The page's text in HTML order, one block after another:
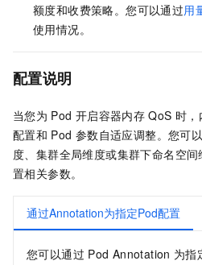
额度和收费策略。您可以通过用
使用情况。
配置说明
当您为 Pod 开启容器内存 QoS 时，
配置和 Pod 参数自适应调整。您可
度、集群全局维度或集群下命名空
置相关参数。
通过Annotation为指定Pod配置
您可以通过 Pod Annotation 为指